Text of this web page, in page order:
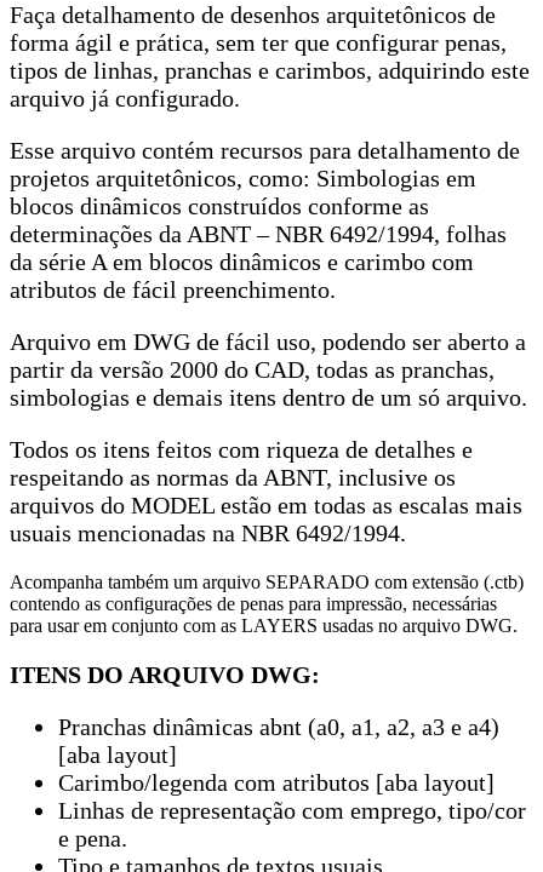
Faça detalhamento de desenhos arquitetônicos de
forma ágil e prática, sem ter que configurar penas,
tipos de linhas, pranchas e carimbos, adquirindo este
arquivo já configurado.
Esse arquivo contém recursos para detalhamento de
projetos arquitetônicos, como: Simbologias em
blocos dinâmicos construídos conforme as
determinações da ABNT – NBR 6492/1994, folhas
da série A em blocos dinâmicos e carimbo com
atributos de fácil preenchimento.
Arquivo em DWG de fácil uso, podendo ser aberto a
partir da versão 2000 do CAD, todas as pranchas,
simbologias e demais itens dentro de um só arquivo.
Todos os itens feitos com riqueza de detalhes e
respeitando as normas da ABNT, inclusive os
arquivos do MODEL estão em todas as escalas mais
usuais mencionadas na NBR 6492/1994.
Acompanha também um arquivo SEPARADO com extensão (.ctb)
contendo as configurações de penas para impressão, necessárias
para usar em conjunto com as LAYERS usadas no arquivo DWG.
ITENS DO ARQUIVO DWG:
Pranchas dinâmicas abnt (a0, a1, a2, a3 e a4)
[aba layout]
Carimbo/legenda com atributos [aba layout]
Linhas de representação com emprego, tipo/cor
e pena.
Tipo e tamanhos de textos usuais